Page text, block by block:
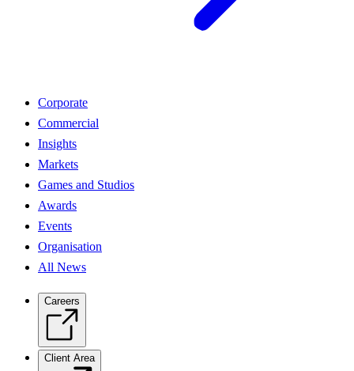
Corporate
Commercial
Insights
Markets
Games and Studios
Awards
Events
Organisation
All News
Careers
Client Area